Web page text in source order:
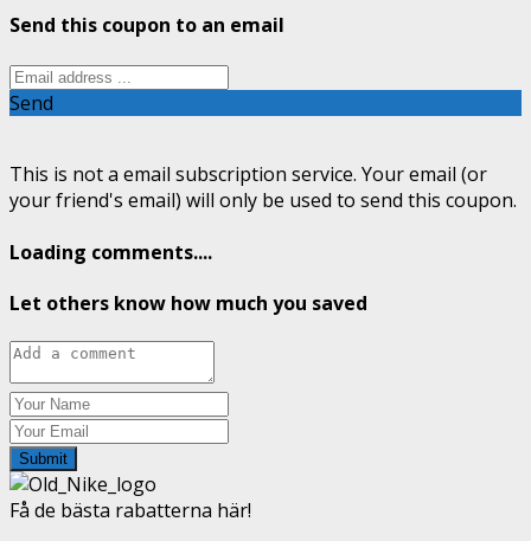
Send this coupon to an email
Send
This is not a email subscription service. Your email (or
your friend's email) will only be used to send this coupon.
Loading comments....
Let others know how much you saved
Submit
Få de bästa rabatterna här!